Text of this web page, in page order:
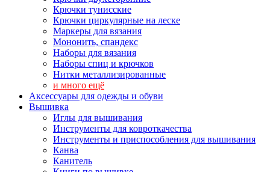
Крючки тунисские
Крючки циркулярные на леске
Маркеры для вязания
Мононить, спандекс
Наборы для вязания
Наборы спиц и крючков
Нитки металлизированные
и много ещё
Аксессуары для одежды и обуви
Вышивка
Иглы для вышивания
Инструменты для ковроткачества
Инструменты и приспособления для вышивания
Канва
Канитель